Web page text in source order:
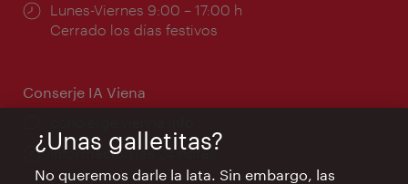
Horarios
de
Lunes-Viernes 9:00 – 17:00 h
Cerrado los días festivos
Conserje IA Viena
Información las 24 horas
¿Unas galletitas?
No queremos darle la lata. Sin embargo, las